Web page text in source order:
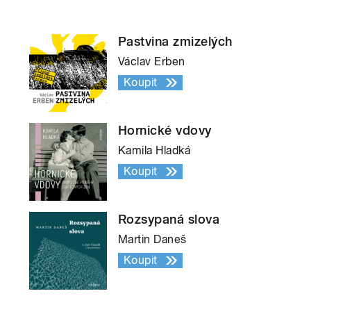
Pastvina zmizelých
Václav Erben
Koupit
Hornické vdovy
Kamila Hladká
Koupit
Rozsypaná slova
Martin Daneš
Koupit